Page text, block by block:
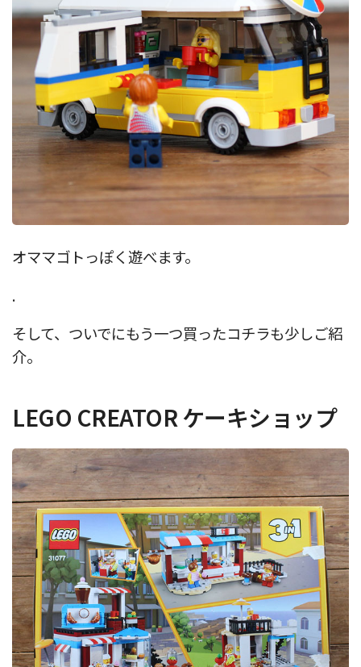
オママゴトっぽく遊べます。
.
そして、ついでにもう一つ買ったコチラも少しご紹
介。
LEGO CREATOR ケーキショップ